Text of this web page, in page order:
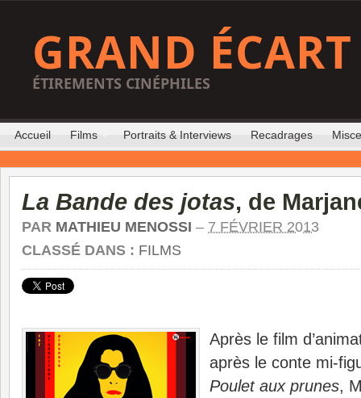
GRAND ÉCART
ÉTIREMENTS CINÉPHILES
Accueil Films Portraits & Interviews Recadrages
La Bande des jotas, de
PAR MATHIEU MENOSSI – 7 FÉVRIER 2013
CLASSÉ DANS : FILMS
Après le film
après le conte mi-
Poulet aux prunes,